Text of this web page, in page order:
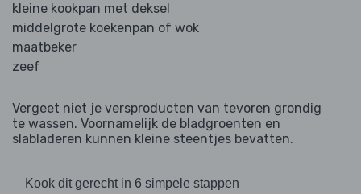
kleine kookpan met deksel
middelgrote koekenpan of wok
maatbeker
zeef
Vergeet niet je versproducten van tevoren grondig
te wassen. Voornamelijk de bladgroenten en
slabladeren kunnen kleine steentjes bevatten.
Kook dit gerecht in 6 simpele stappen